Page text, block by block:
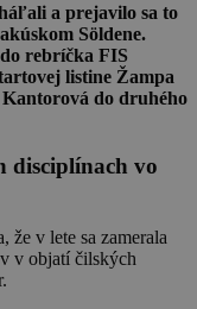
a prejavilo sa to
Söldene.
rebríčka FIS
listine Žampa
do druhého
disciplínach vo
že v lete sa zamerala
v objatí čilských